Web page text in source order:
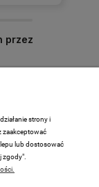
przez
strony i
zaakceptować
lub dostosować
zgody".